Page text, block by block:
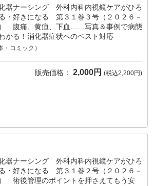
器ナーシング 外科内科内視鏡ケアがひろ
・好きになる 第３１巻３号（２０２６－
腹痛、黄疸、下血……写真＆事例で病態
かる！消化器症状へのベスト対応
・コミック）
販売価格： 2,000円 (税込2,200円)
器ナーシング 外科内科内視鏡ケアがひろ
・好きになる 第３１巻２号（２０２６－
術後管理のポイントを押さえてもう安